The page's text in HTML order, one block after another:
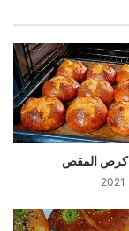
كرص المقص